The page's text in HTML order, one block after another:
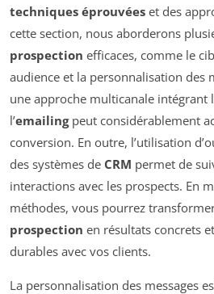
techniques éprouvées et des
cette section, nous aborderons
prospection efficaces, comme le
audience et la personnalisation des
une approche multicanale intégrant
l’emailingpeut considérablement
conversion. En outre, l’utilisation
des systèmes de CRM permet de
interactions avec les prospects. En
méthodes, vous pourrez
prospection en résultats concrets
durables avec vos clients.
La personnalisation des messages